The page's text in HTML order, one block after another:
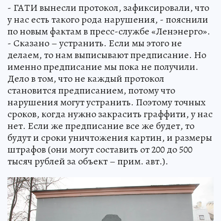
- ГАТИ вынесли протокол, зафиксировали, что
у нас есть такого рода нарушения, - пояснили
по новым фактам в пресс-службе «Ленэнерго».
- Сказано – устранить. Если мы этого не
делаем, то нам выписывают предписание. Но
именно предписание мы пока не получили.
Дело в том, что не каждый протокол
становится предписанием, потому что
нарушения могут устранить. Поэтому точных
сроков, когда нужно закрасить граффити, у нас
нет. Если же предписание все же будет, то
будут и сроки уничтожения картин, и размеры
штрафов (они могут составить от 200 до 500
тысяч рублей за объект – прим. авт.).